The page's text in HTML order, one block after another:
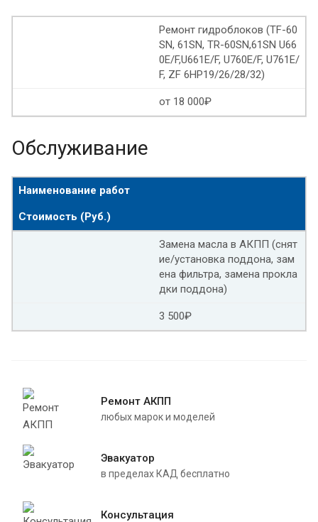
Ремонт гидроблоков (TF-60
SN, 61SN, TR-60SN,61SN U66
0E/F,U661E/F, U760E/F, U761E/
F, ZF 6HP19/26/28/32)
от 18 000₽
Обслуживание
Наименование работ
Стоимость (Руб.)
Замена масла в АКПП (снят
ие/установка поддона, зам
ена фильтра, замена прокла
дки поддона)
3 500₽
Ремонт АКПП
любых марок и моделей
Эвакуатор
в пределах КАД бесплатно
Консультация